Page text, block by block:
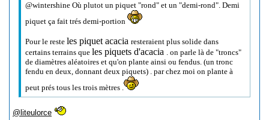
@wintershine Où plutot un piquet "rond" et un "demi-rond". Demi
piquet ça fait trés demi-portion
Pour le resteles piquet acaciaresteraient plus solide dans
certains terrains queles piquets d'acacia . on parle là de "troncs"
de diamètres aléatoires et qu'on plante ainsi ou fendus. (un tronc
fendu en deux, donnant deux piquets) . par chez moi on plante à
peut prés tous les trois mètres .
@liteulorce